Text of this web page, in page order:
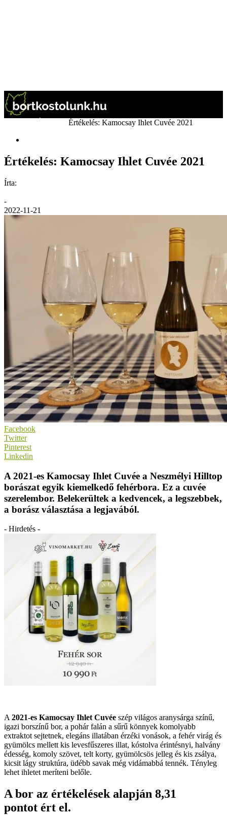
Értékelés: Kamocsay Ihlet Cuvée 2021
Értékelés: Kamocsay Ihlet Cuvée 2021
Írta:
-
2022-11-21
Facebook
Twitter
Pinterest
Linkedin
A 2021-es Kamocsay Ihlet Cuvée a Neszmélyi Hilltop
borászat egyik kiemelkedő fehérbora. Ez a cuvée
szerelembor. Belekerültek a kedvencek, a legszebbek,
a borász választása a legjavából.
- Hirdetés -
A 2021-es Kamocsay Ihlet Cuvée szép világos aranysárga színű,
igazi borszínű bor, a pohár falán a sűrű könnyek komolyabb
extraktot sejtetnek, elegáns illatában érzéki vonások, a fehér virág és
gyümölcs mellett kis levesfűszeres illat, kóstolva érintésnyi, halvány
édesség, komoly szövet, telt korty, gyümölcsös jelleg és kis zsálya,
kicsit lágy struktúra, üdébb savak még vidámabbá tennék. Tényleg
lehet ihletet meríteni belőle.
A bor az értékelések alapján 8,31
pontot ért el.